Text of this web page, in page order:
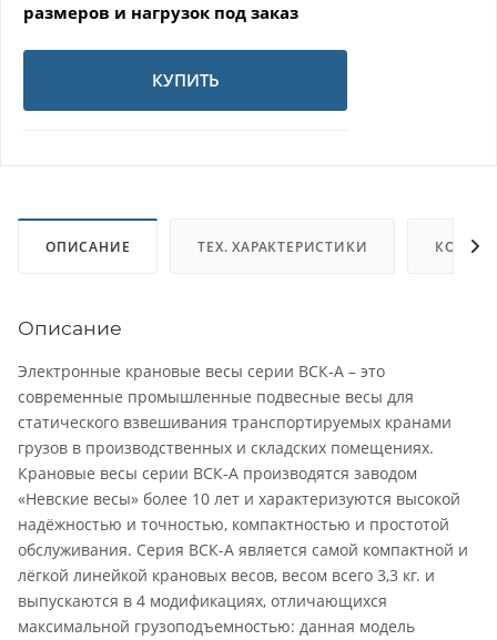
размеров и нагрузок под заказ
КУПИТЬ
ОПИСАНИЕ ТЕХ. ХАРАКТЕРИСТИКИ
Описание
Электронные крановые весы серии ВСК-А – это
современные промышленные подвесные весы для
статического взвешивания транспортируемых кранами
грузов в производственных и складских помещениях.
Крановые весы серии ВСК-А производятся заводом
«Невские весы» более 10 лет и характеризуются высокой
надёжностью и точностью, компактностью и простотой
обслуживания. Серия ВСК-А является самой компактной и
лёгкой линейкой крановых весов, весом всего 3,3 кг. и
выпускаются в 4 модификациях, отличающихся
максимальной грузоподъемностью: данная модель